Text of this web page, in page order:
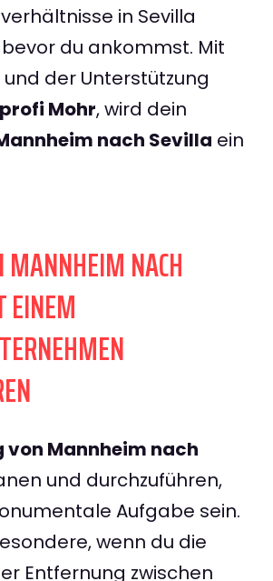
in Sevilla
du ankommst. Mit
der Unterstützung
Mohr, wird dein
nach Sevilla ein
MANNHEIM NACH
EINEM
von Mannheim nach
und durchzuführen,
Aufgabe sein.
wenn du die
Entfernung zwischen